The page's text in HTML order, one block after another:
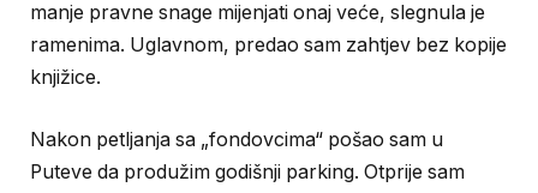
manje pravne snage mijenjati onaj veće, slegnula je
ramenima. Uglavnom, predao sam zahtjev bez kopije
knjižice.
Nakon petljanja sa „fondovcima“ pošao sam u
Puteve da produžim godišnji parking. Otprije sam